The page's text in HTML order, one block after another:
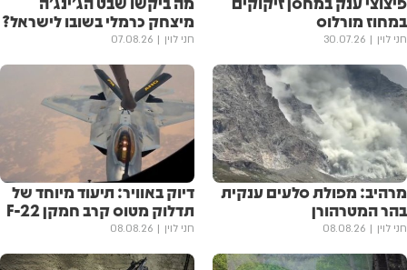
במחוז מורלוס
חני לוין 30.07.26
מיצחק כרמלי בשובו לישראל?
חני לוין 07.08.26
מרהיב: מפולת סלעים ענקית
בהר המטרהורן
חני לוין 08.08.26
דיוק באוויר: תיעוד מיוחד של
תדלוק מטוס קרב חמקן F-22
חני לוין 08.08.26